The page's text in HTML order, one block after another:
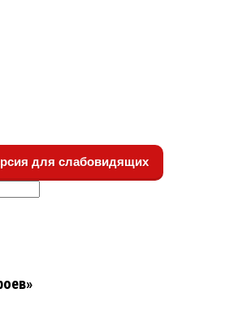
для слабовидящих